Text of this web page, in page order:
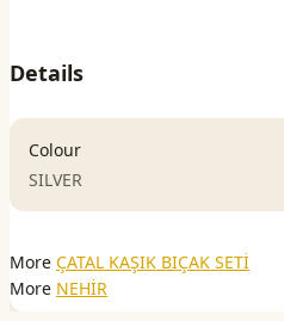
Details
Colour
SILVER
More ÇATAL KAŞIK BIÇAK SETİ
More NEHİR